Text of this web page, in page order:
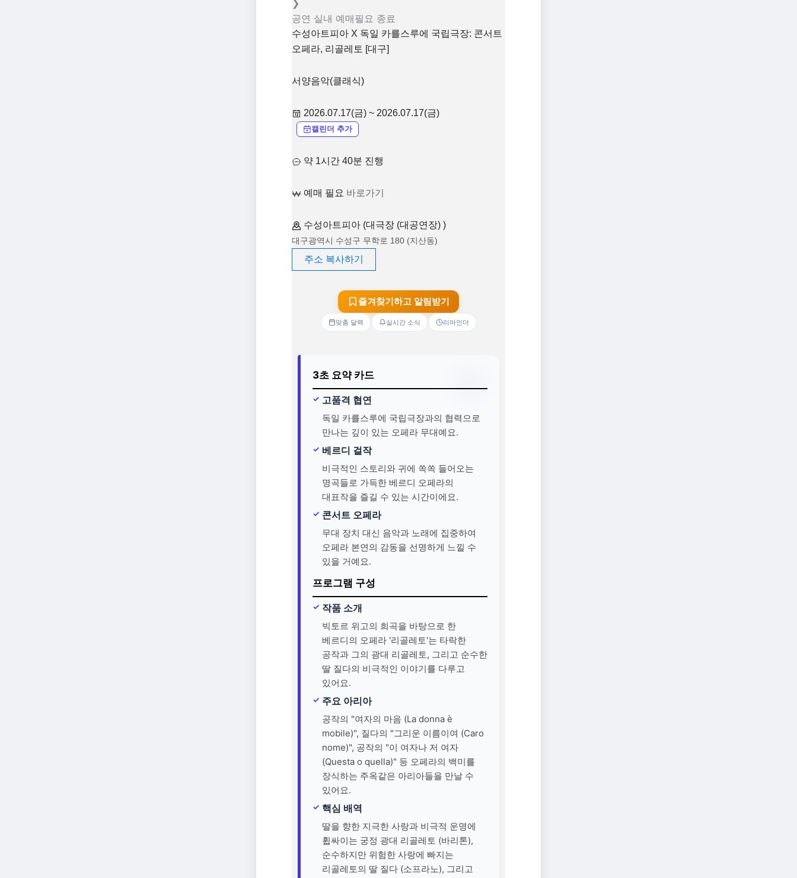
❯
공연 실내 예매필요 종료
수성아트피아 X 독일 카를스루에 국립극장: 콘서트
오페라, 리골레토 [대구]
서양음악(클래식)
2026.07.17(금) ~ 2026.07.17(금)
캘린더 추가
약 1시간 40분 진행
예매 필요 바로가기
수성아트피아 (대극장 (대공연장) )
대구광역시 수성구 무학로 180 (지산동)
주소 복사하기
즐겨찾기하고 알림받기
맞춤 달력 실시간 소식 리마인더
3초 요약 카드
고품격 협연
독일 카를스루에 국립극장과의 협력으로
만나는 깊이 있는 오페라 무대예요.
베르디 걸작
비극적인 스토리와 귀에 쏙쏙 들어오는
명곡들로 가득한 베르디 오페라의
대표작을 즐길 수 있는 시간이에요.
콘서트 오페라
무대 장치 대신 음악과 노래에 집중하여
오페라 본연의 감동을 선명하게 느낄 수
있을 거예요.
프로그램 구성
작품 소개
빅토르 위고의 희곡을 바탕으로 한
베르디의 오페라 '리골레토'는 타락한
공작과 그의 광대 리골레토, 그리고 순수한
딸 질다의 비극적인 이야기를 다루고
있어요.
주요 아리아
공작의 "여자의 마음 (La donna è
mobile)", 질다의 "그리운 이름이여 (Caro
nome)", 공작의 "이 여자나 저 여자
(Questa o quella)" 등 오페라의 백미를
장식하는 주옥같은 아리아들을 만날 수
있어요.
핵심 배역
딸을 향한 지극한 사랑과 비극적 운명에
휩싸이는 궁정 광대 리골레토 (바리톤),
순수하지만 위험한 사랑에 빠지는
리골레토의 딸 질다 (소프라노), 그리고